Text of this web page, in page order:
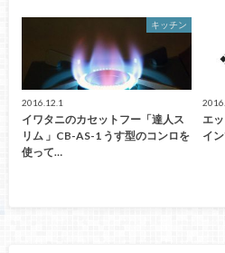
キッチン
2016.12.1
イワタニのカセットフー「達人ス
リム 」CB-AS-1 うす型のコンロを
使って…
エ
イ